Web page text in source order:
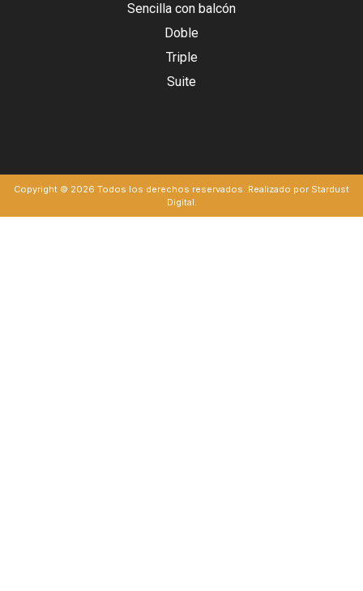
Sencilla con balcón
Doble
Triple
Suite
Copyright © 2026 Todos los derechos reservados. Realizado por Stardust
Digital.